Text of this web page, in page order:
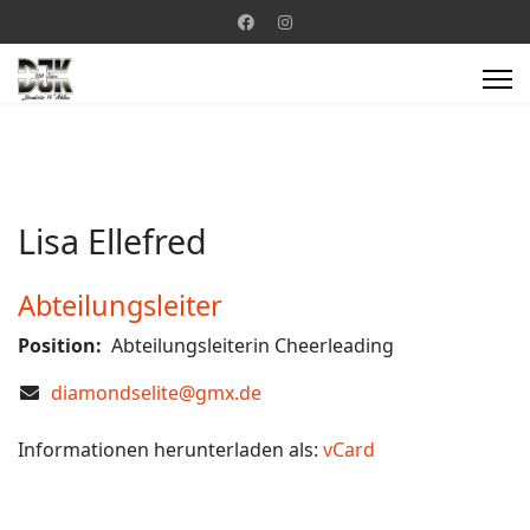
Lisa Ellefred
Abteilungsleiter
Position: Abteilungsleiterin Cheerleading
COM_CONTACT_EMAIL
diamondselite@gmx.de
Informationen herunterladen als: vCard